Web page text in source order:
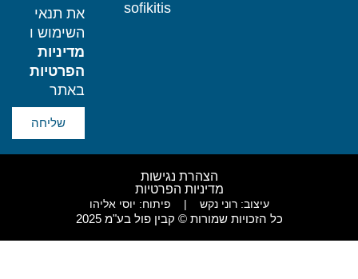
sofikitis
את תנאי
השימוש ו
מדיניות
הפרטיות
באתר
שליחה
כל הזכויות שמורות © קבין פול בע"מ 2025
הצהרת נגישות
מדיניות הפרטיות
עיצוב: רוני נקש | פיתוח: יוסי אליהו